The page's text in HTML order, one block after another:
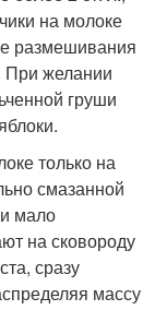
на молоке
размешивания
При желании
груши
только на
смазанной
мало
на сковороду
сразу
массу